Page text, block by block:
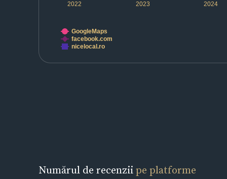
2022 2023 2024
GoogleMaps
facebook.com
nicelocal.ro
Numărul de recenziipe platforme